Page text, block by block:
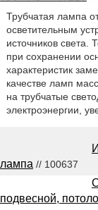
Трубчатая лампа
осветительным
источников света.
при сохранении
характеристик
качестве ламп
на трубчатые
электроэнергии,
лампа // 100637
подвесной,